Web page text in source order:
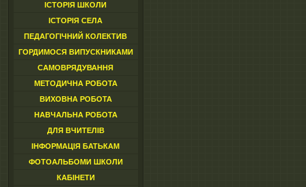
ІСТОРІЯ ШКОЛИ
ІСТОРІЯ СЕЛА
ПЕДАГОГІЧНИЙ КОЛЕКТИВ
ГОРДИМОСЯ ВИПУСКНИКАМИ
САМОВРЯДУВАННЯ
МЕТОДИЧНА РОБОТА
ВИХОВНА РОБОТА
НАВЧАЛЬНА РОБОТА
ДЛЯ ВЧИТЕЛІВ
ІНФОРМАЦІЯ БАТЬКАМ
ФОТОАЛЬБОМИ ШКОЛИ
КАБІНЕТИ